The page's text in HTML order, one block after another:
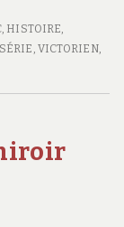
, HISTOIRE,
SÉRIE , VICTORIEN,